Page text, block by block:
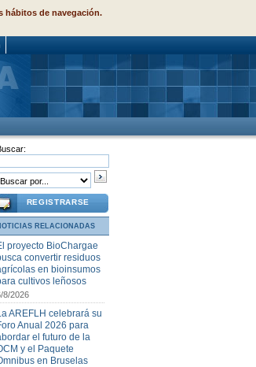
hábitos de navegación.
REGISTRARSE
RELACIONADAS
proyecto BioChargae
convertir residuos
en bioinsumos
cultivos leñosos
8/2026
AREFLH celebrará su
Anual 2026 para
el futuro de la
y el Paquete
en Bruselas